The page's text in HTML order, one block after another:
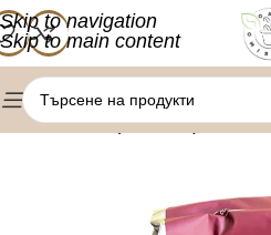
Skip to navigation
Skip to main content
Начало/Кафе на зърна